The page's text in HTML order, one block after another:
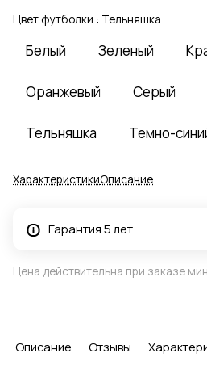
Цвет футболки : Тельняшка
Белый Зеленый
Оранжевый Серый
Тельняшка Темно-
ХарактеристикиОписание
Гарантия 5 лет
Цена действительна при заказе
Описание Отзывы